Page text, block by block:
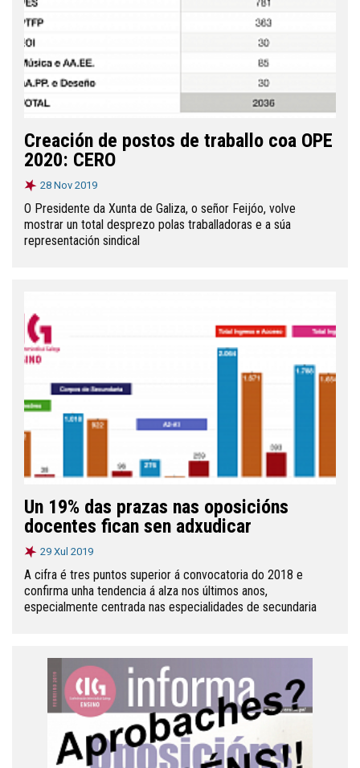
Creación de postos de traballo coa OPE
2020: CERO
28 Nov 2019
O Presidente da Xunta de Galiza, o señor Feijóo, volve
mostrar un total desprezo polas traballadoras e a súa
representación sindical
Un 19% das prazas nas oposicións
docentes fican sen adxudicar
29 Xul 2019
A cifra é tres puntos superior á convocatoria do 2018 e
confirma unha tendencia á alza nos últimos anos,
especialmente centrada nas especialidades de secundaria